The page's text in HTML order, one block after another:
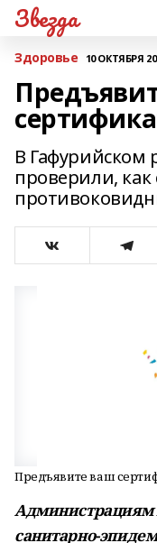
Звезда
Здоровье 10 ОКТЯБРЯ
В Гафурийском
проверили,
Предъявите ваш
Администрациям
санитарно-